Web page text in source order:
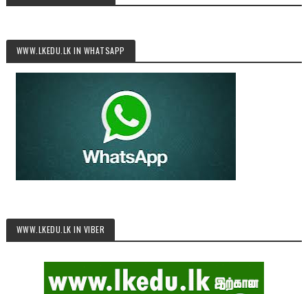
WWW.LKEDU.LK IN WHATSAPP
WWW.LKEDU.LK IN VIBER